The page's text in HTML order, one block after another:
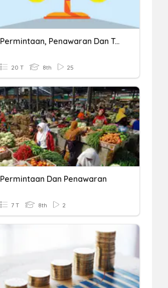
Permintaan, Penawaran Dan Teknologi
20 T 8th 25
Permintaan Dan Penawaran
7 T 8th 2